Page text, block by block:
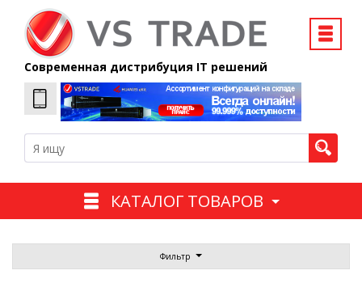
Современная дистрибуция IT решений
КАТАЛОГ ТОВАРОВ
Фильтр